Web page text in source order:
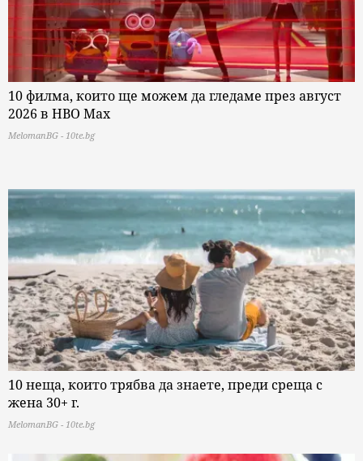
10 филма, които ще можем да гледаме през август
2026 в HBO Max
MelomanBG - 10te.bg
10 неща, които трябва да знаете, преди среща с
жена 30+ г.
MelomanBG - 10te.bg